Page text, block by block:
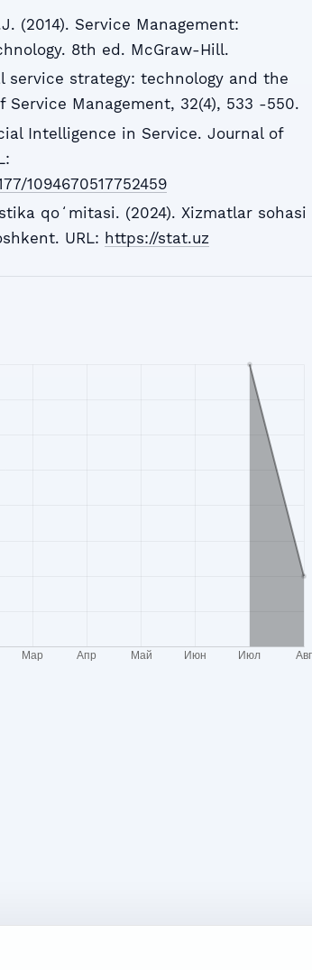
(2014). Service Management:
8th ed. McGraw-Hill.
service strategy: technology and the
Management, 32(4), 533 -550.
Intelligence in Service. Journal of
1094670517752459
qoʻmitasi. (2024). Xizmatlar sohasi
URL: https://stat.uz